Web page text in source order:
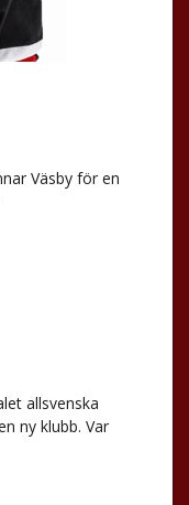
Väsby för en
allsvenska
ny klubb. Var